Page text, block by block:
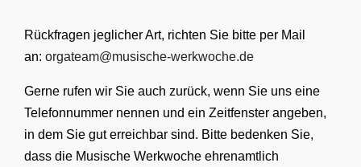
Rückfragen jeglicher Art, richten Sie bitte per Mail
an: orgateam@musische-werkwoche.de
Gerne rufen wir Sie auch zurück, wenn Sie uns eine
Telefonnummer nennen und ein Zeitfenster angeben,
in dem Sie gut erreichbar sind. Bitte bedenken Sie,
dass die Musische Werkwoche ehrenamtlich